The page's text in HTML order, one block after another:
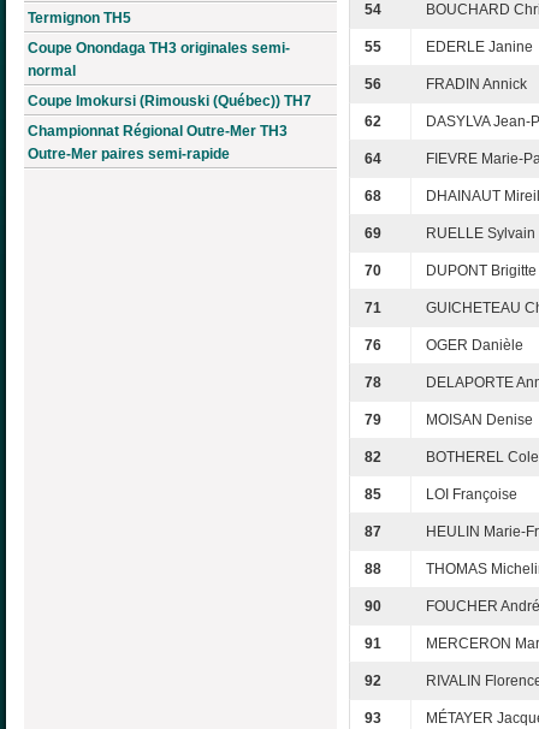
Termignon TH5
Coupe Onondaga TH3 originales semi-
normal
Coupe Imokursi (Rimouski (Québec)) TH7
Championnat Régional Outre-Mer TH3
Outre-Mer paires semi-rapide
54 BOUCHARD
55 EDERLE Janine
56 FRADIN Annick
62 DASYLVA Jean-
64 FIEVRE Marie-
68 DHAINAUT
69 RUELLE Sylvain
70 DUPONT Brigitte
71 GUICHETEAU
76 OGER Danièle
78 DELAPORTE
79 MOISAN Denise
82 BOTHEREL
85 LOI Françoise
87 HEULIN Marie-
88 THOMAS
90 FOUCHER
91 MERCERON
92 RIVALIN
93 MÉTAYER